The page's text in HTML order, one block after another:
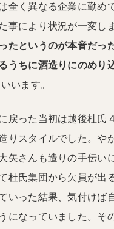
全く異なる企業に勤め
事により状況が一変し
たというのが本音だっ
うちに酒造りにのめり
います。
戻った当初は越後杜氏
りスタイルでした。や
矢さんも造りの手伝い
杜氏集団から欠員が出
いった結果、気付けば
になっていました。そ